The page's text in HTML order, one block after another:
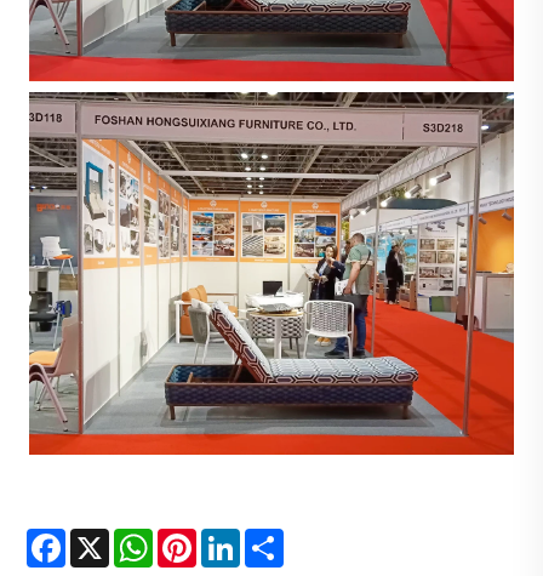
Facebook
X WhatsApp
PinterestLinkedIn